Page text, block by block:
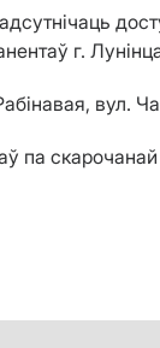
г. Лунi
па